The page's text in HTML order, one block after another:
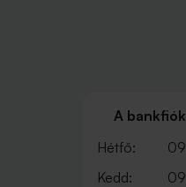
A
Hétfő:
Kedd: